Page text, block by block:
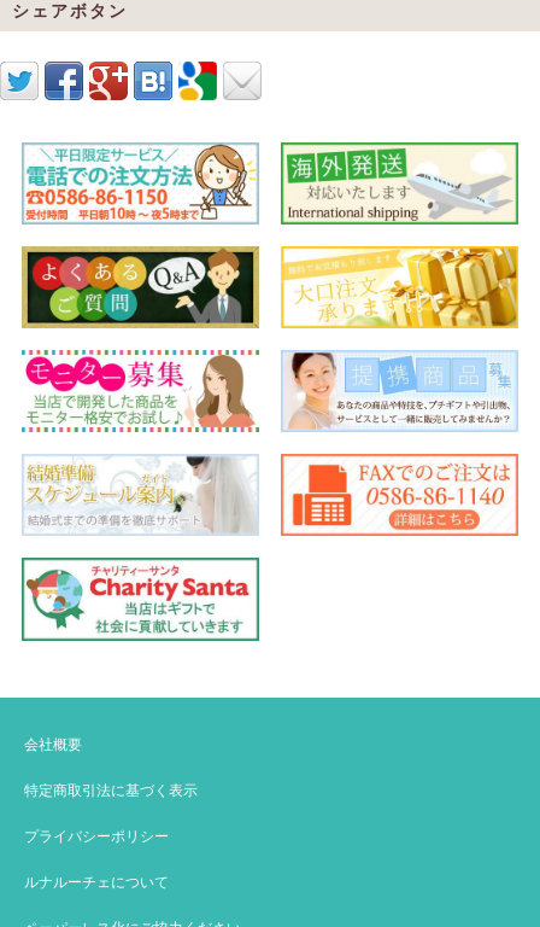
シェアボタン
会社概要
特定商取引法に基づく表示
プライバシーポリシー
ルナルーチェについて